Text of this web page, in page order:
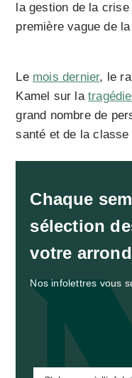
la gestion de la
première vague de
Le mois dernier, le
Kamel sur la
grand nombre de
santé et de la classe
Chaque
sélection
votre
Nos infolettres vous